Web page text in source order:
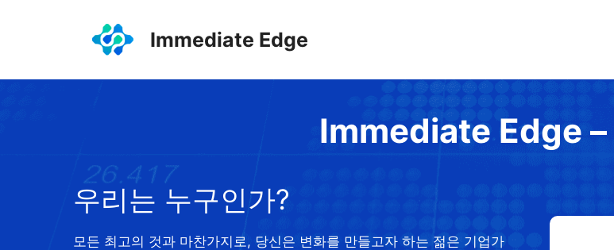
Immediate Edge
Immediate Edge –
우리는 누구인가?
모든 최고의 것과 마찬가지로, 당신은 변화를 만들고자 하는 젊은 기업가